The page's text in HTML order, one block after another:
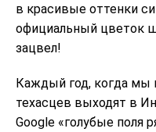
в красивые оттенки
официальный цветок
зацвел!
Каждый год, когда мы
техасцев выходят в
Google «голубые поля